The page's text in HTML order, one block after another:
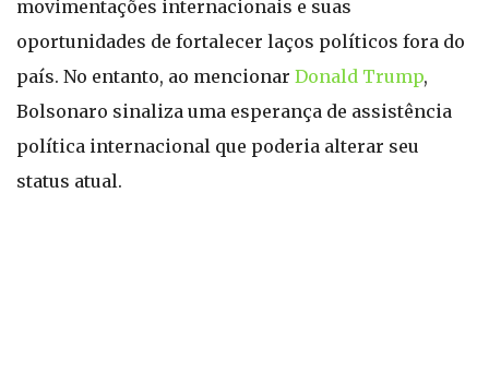
movimentações internacionais e suas
oportunidades de fortalecer laços políticos fora do
país. No entanto, ao mencionar Donald Trump,
Bolsonaro sinaliza uma esperança de assistência
política internacional que poderia alterar seu
status atual.